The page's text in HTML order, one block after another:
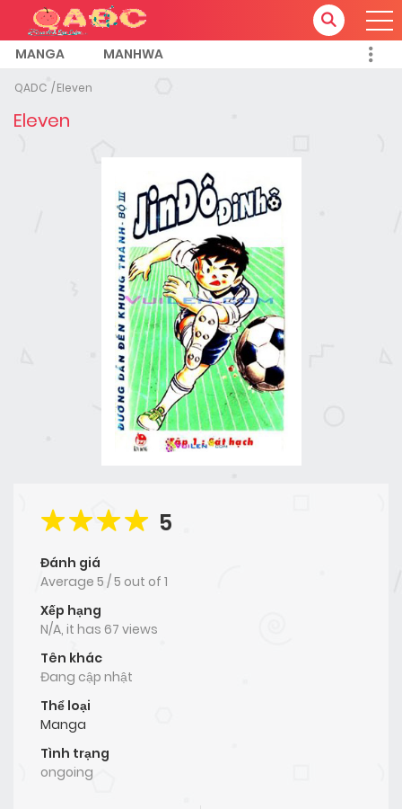
MANGA MANHWA
QADC Eleven
Eleven
5
Đánh giá
Average 5 /5 out of 1
Xếp hạng
N/A, it has 67 views
Tên khác
Đang cập nhật
Thể loại
Manga
Tình trạng
ongoing